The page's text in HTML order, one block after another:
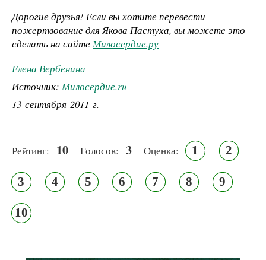
Дорогие друзья! Если вы хотите перевести
пожертвование для Якова Пастуха, вы можете это
сделать на сайте Милосердие.ру
Елена Вербенина
Источник: Милосердие.ru
13 сентября 2011 г.
Рейтинг: 10 Голосов: 3 Оценка: 1 2
3 4 5 6 7 8 9
10